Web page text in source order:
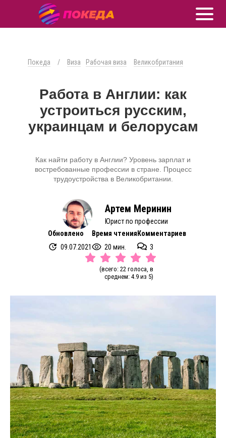
Покеда / Виза Рабочая виза Великобритания
Работа в Англии: как
устроиться русским,
украинцам и белорусам
Как найти работу в Англии? Уровень зарплат и
востребованные профессии в стране. Процесс
трудоустройства в Великобритании.
Артем Меринин
Юрист по профессии
Обновлено
09.07.2021
Время чтения
20 мин.
Комментариев
3
(всего: 22 голоса, в
среднем: 4.9 из 5)